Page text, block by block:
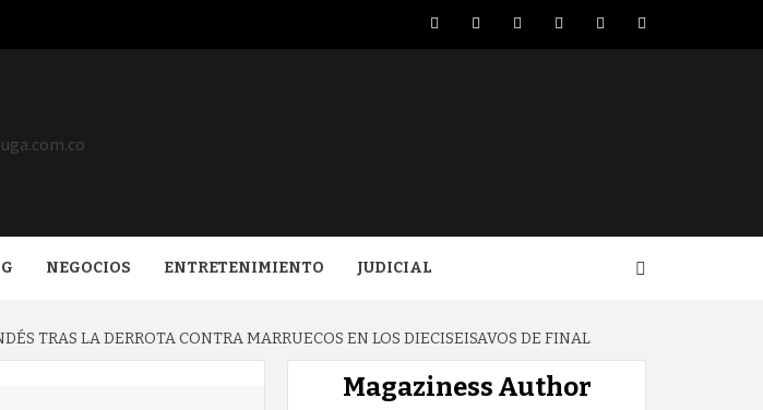
FacebookTwitterLinkedIn
VK YouTubeInstagram
NEGOCIOS ENTRETENIMIENTO JUDICIAL
TRAS LA DERROTA CONTRA MARRUECOS EN LOS DIECISEISAVOS DE FINAL
Magaziness Author